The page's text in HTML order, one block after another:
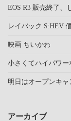
EOS R3 販売終了、
レイバック S:HEV
映画 ちいかわ
小さくてハイパワー
明日はオープンキャ
アーカイブ